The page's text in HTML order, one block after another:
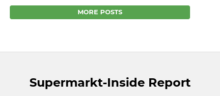
ausreichend
Lebensmittel sind kein Übertragungsweg für
der wissenschaftlichen Institutionen, dem
Bundesinstitut für Risikobewertung (BfR)...
MORE POSTS
Supermarkt-Inside Report